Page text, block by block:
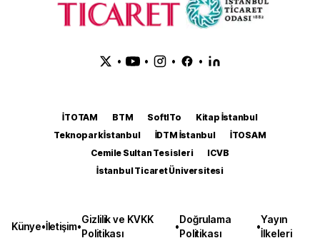
• • • •
İTOTAM BTM SoftITo
Kitap İstanbul
Teknopark İstanbul
İDTM İstanbul
İTOSAM
Cemile Sultan Tesisleri
ICVB
İstanbul Ticaret Üniversitesi
Künye•İletişim•
Gizlilik ve KVKK
Politikası
•
Doğrulama
Politikası
•
Yayın
İlkeleri